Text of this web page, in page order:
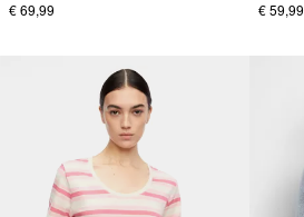
€ 69,99
€ 59,99